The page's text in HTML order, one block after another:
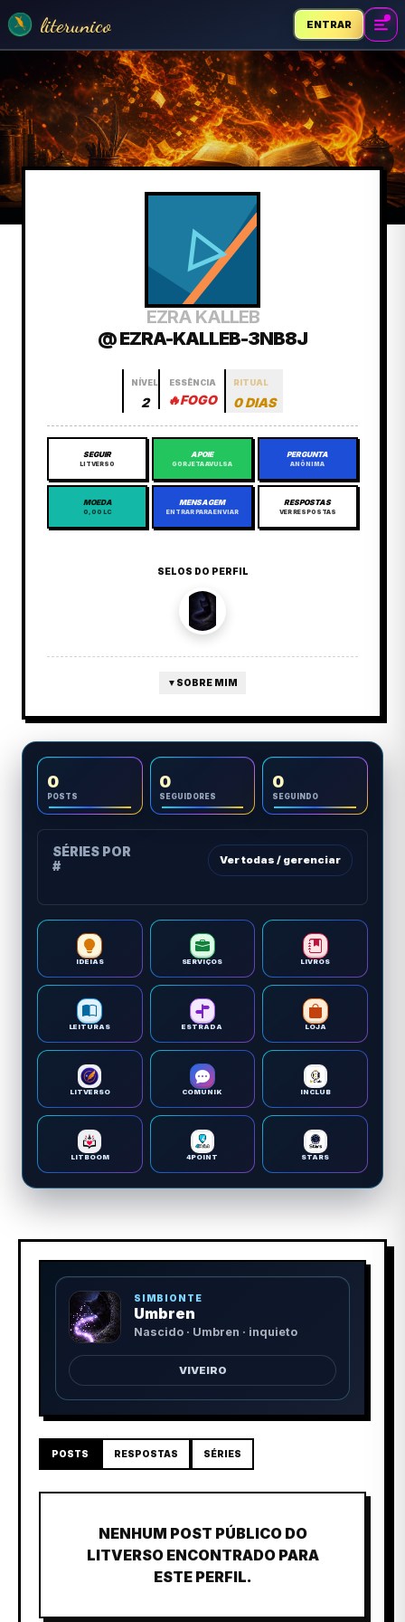
literunico ENTRAR
EZRA KALLEB
@ EZRA-KALLEB-3NB8J
NÍVEL
2
ESSÊNCIA
🔥FOGO
RITUAL
0 DIAS
SEGUIR
LITVERSO
APOIE
GORJETA AVULSA
PERGUNTA
ANÔNIMA
MOEDA
0,00 LC
MENSAGEM
ENTRAR PARA ENVIAR
RESPOSTAS
VER RESPOSTAS
SELOS DO PERFIL
▼ SOBRE MIM
0
POSTS
0
SEGUIDORES
0
SEGUINDO
SÉRIES POR
#
Ver todas / gerenciar
IDEIAS SERVIÇOS LIVROS
LEITURAS ESTRADA LOJA
LITVERSO COMUNIK INCLUB
LITBOOM 4POINT STARS
SIMBIONTE
Umbren
Nascido · Umbren · inquieto
VIVEIRO
POSTS RESPOSTAS SÉRIES
NENHUM POST PÚBLICO DO
LITVERSO ENCONTRADO PARA
ESTE PERFIL.